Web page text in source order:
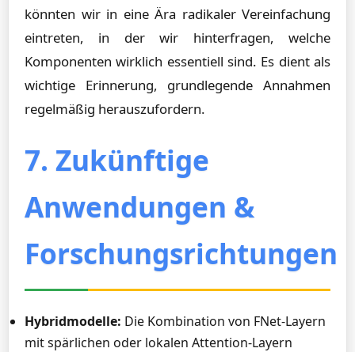
könnten wir in eine Ära radikaler Vereinfachung
eintreten, in der wir hinterfragen, welche
Komponenten wirklich essentiell sind. Es dient als
wichtige Erinnerung, grundlegende Annahmen
regelmäßig herauszufordern.
7. Zukünftige
Anwendungen &
Forschungsrichtungen
Hybridmodelle: Die Kombination von FNet-Layern
mit spärlichen oder lokalen Attention-Layern